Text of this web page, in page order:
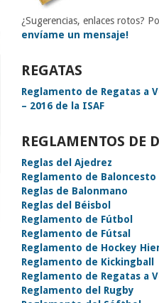
¿Sugerencias, enlaces rotos?
envíame un mensaje!
REGATAS
Reglamento de Regatas a
– 2016 de la ISAF
REGLAMENTOS DE
Reglas del Ajedrez
Reglamento de Baloncesto
Reglas de Balonmano
Reglas del Béisbol
Reglamento de Fútbol
Reglamento de Fútsal
Reglamento de Hockey
Reglamento de Kickingball
Reglamento de Regatas a
Reglamento del Rugby